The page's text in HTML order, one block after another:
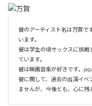
彼のアーティスト名は万賀で
います。
彼は学生の頃サックスに挑戦
ています。
彼は映画音楽が好きです。
彼に関して、過去の出演イベ
ませんが、今後とも、心に残